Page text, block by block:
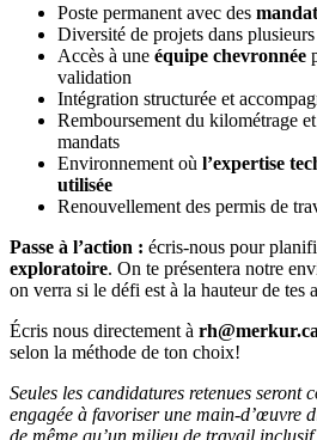
Poste permanent avec des
Diversité de projets dans
Accès à une équipe chevronnée
validation
Intégration structurée et
Remboursement du kilométrage
mandats
Environnement où l’expertise
utilisée
Renouvellement des permis de
Passe à l’action : écris-nous pour
exploratoire. On te présentera notre
on verra si le défi est à la hauteur de tes
Écris nous directement à rh@merkur.ca
selon la méthode de ton choix!
Seules les candidatures retenues seront
engagée à favoriser une main-d’œuvre
de même qu’un milieu de travail